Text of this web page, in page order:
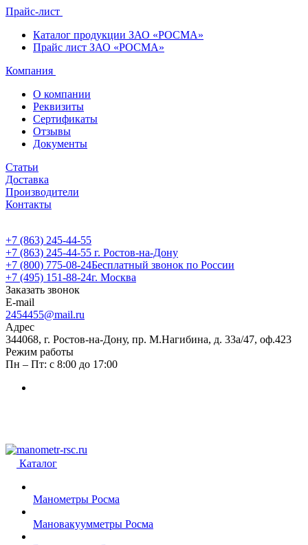
Прайс-лист
Каталог продукции ЗАО «РОСМА»
Прайс лист ЗАО «РОСМА»
Компания
О компании
Реквизиты
Сертификаты
Отзывы
Документы
Статьи
Доставка
Производители
Контакты
+7 (863) 245-44-55
+7 (863) 245-44-55 г. Ростов-на-Дону
+7 (800) 775-08-24Бесплатный звонок по России
+7 (495) 151-88-24г. Москва
Заказать звонок
E-mail
2454455@mail.ru
Адрес
344068, г. Ростов-на-Дону, пр. М.Нагибина, д. 33а/47, оф.423
Режим работы
Пн – Пт: с 8:00 до 17:00
Каталог
Манометры Росма
Мановакуумметры Росма